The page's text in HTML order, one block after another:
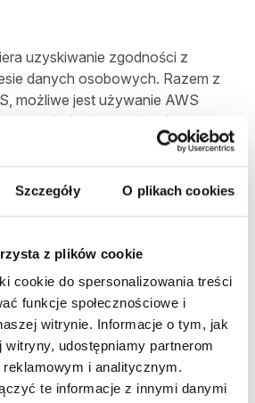
Szczegóły O plikach cookies
z plików cookie
cookie do spersonalizowania treści
funkcje społecznościowe i
witrynie. Informacje o tym, jak
udostępniamy partnerom
reklamowym i analitycznym.
te informacje z innymi danymi
uzyskiwanie zgodności z
danych osobowych. Razem z
możliwe jest używanie AWS
wdrażania zasad ochrony
i zarządzania
na kontach i zasobach
zasoby obejmują:
Elastic Compute Cloud(Amazon
przez usługę Windows
Copy Service (VSS) (w tym
Microsoft SQL Server i Microsoft
w Amazon EC2
Store(Amazon EBS)
Service(Amazon S3)
Relational Database Service